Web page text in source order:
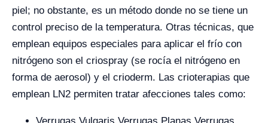
piel; no obstante, es un método donde no se tiene un
control preciso de la temperatura. Otras técnicas, que
emplean equipos especiales para aplicar el frío con
nitrógeno son el criospray (se rocía el nitrógeno en
forma de aerosol) y el crioderm. Las crioterapias que
emplean LN2 permiten tratar afecciones tales como:
Verrugas Vulgaris Verrugas Planas Verrugas